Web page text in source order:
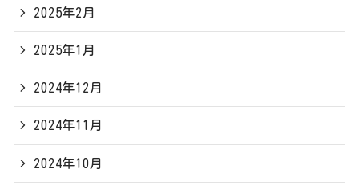
2025年2月
2025年1月
2024年12月
2024年11月
2024年10月